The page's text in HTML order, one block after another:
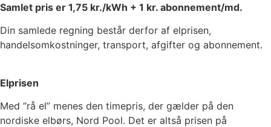
Samlet pris er 1,75 kr./kWh + 1 kr. abonnement/md.
Din samlede regning består derfor af elprisen,
handelsomkostninger, transport, afgifter og abonnement.
Elprisen
Med ”rå el” menes den timepris, der gælder på den
nordiske elbørs, Nord Pool. Det er altså prisen på